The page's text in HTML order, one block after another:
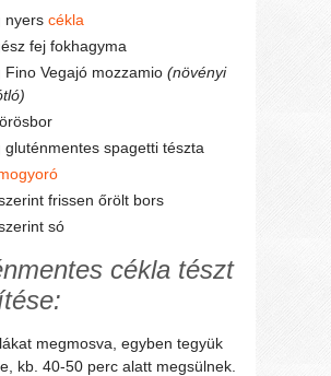
nyerscékla
fej fokhagyma
Fino Vegajó mozzamio(növényi
gluténmentes spagetti tészta
frissen őrölt bors
só
cékla tészt
megmosva, egyben tegyük
kb. 40-50 perc alatt megsülnek.